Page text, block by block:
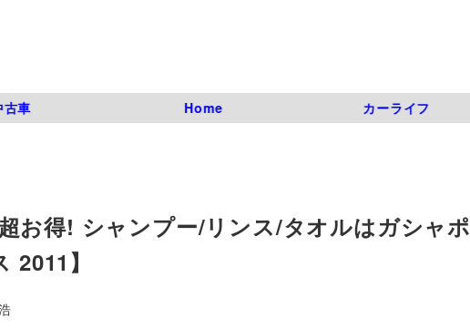
古車 Home カーライフ
お得! シャンプー/リンス/タオルはガシャポ
】